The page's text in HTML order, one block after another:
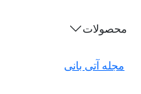
محصولات
مجله آتی بانی